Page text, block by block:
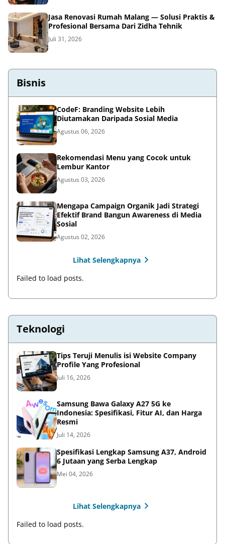
Jasa Renovasi Rumah Malang — Solusi Praktis &
Profesional Bersama Dari Zidha Tehnik
Juli 31, 2026
Bisnis
CodeF: Branding Website Lebih
Diutamakan Daripada Sosial Media
Agustus 06, 2026
Rekomendasi Menu yang Cocok untuk
Lembur Kantor
Agustus 03, 2026
Mengapa Campaign Organik Jadi Strategi
Efektif Brand Bangun Awareness di Media
Sosial
Agustus 02, 2026
Lihat Selengkapnya
Failed to load posts.
Teknologi
Tips Teruji Menulis isi Website Company
Profile Yang Profesional
Juli 16, 2026
Samsung Bawa Galaxy A27 5G ke
Indonesia: Spesifikasi, Fitur AI, dan Harga
Resmi
Juli 14, 2026
Spesifikasi Lengkap Samsung A37, Android
6 Jutaan yang Serba Lengkap
Mei 04, 2026
Lihat Selengkapnya
Failed to load posts.